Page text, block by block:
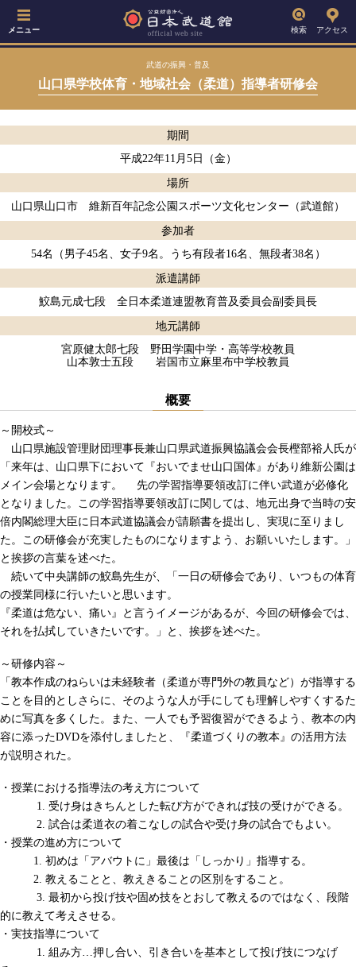
メニュー 検索 アクセス
武道の振興・普及
山口県学校体育・地域社会（柔道）指導者研修会
期間
平成22年11月5日（金）
場所
山口県山口市 維新百年記念公園スポーツ文化センター（武道館）
参加者
54名（男子45名、女子9名。うち有段者16名、無段者38名）
派遣講師
鮫島元成七段 全日本柔道連盟教育普及委員会副委員長
地元講師
宮原健太郎七段 野田学園中学・高等学校教員
山本敦士五段 岩国市立麻里布中学校教員
概要
～開校式～
山口県施設管理財団理事長兼山口県武道振興協議会会長樫部裕人氏が
「来年は、山口県下において『おいでませ山口国体』があり維新公園は
メイン会場となります。 先の学習指導要領改訂に伴い武道が必修化
となりました。この学習指導要領改訂に関しては、地元出身で当時の安
倍内閣総理大臣に日本武道協議会が請願書を提出し、実現に至りまし
た。この研修会が充実したものになりますよう、お願いいたします。」
と挨拶の言葉を述べた。
続いて中央講師の鮫島先生が、「一日の研修会であり、いつもの体育
の授業同様に行いたいと思います。
『柔道は危ない、痛い』と言うイメージがあるが、今回の研修会では、
それを払拭していきたいです。」と、挨拶を述べた。
～研修内容～
「教本作成のねらいは未経験者（柔道が専門外の教員など）が指導する
ことを目的としさらに、そのような人が手にしても理解しやすくするた
めに写真を多くした。また、一人でも予習復習ができるよう、教本の内
容に添ったDVDを添付しましたと、『柔道づくりの教本』の活用方法
が説明された。
・授業における指導法の考え方について
1. 受け身はきちんとした転び方ができれば技の受けができる。
2. 試合は柔道衣の着こなしの試合や受け身の試合でもよい。
・授業の進め方について
1. 初めは「アバウトに」最後は「しっかり」指導する。
2. 教えることと、教えきることの区別をすること。
3. 最初から投げ技や固め技をとおして教えるのではなく、段階
的に教えて考えさせる。
・実技指導について
1. 組み方…押し合い、引き合いを基本として投げ技につなげ